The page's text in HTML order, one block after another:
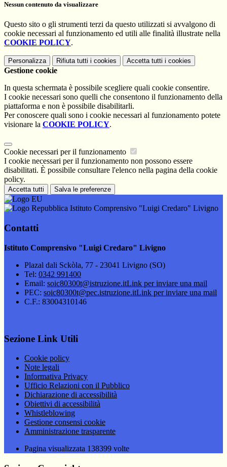
Nessun contenuto da visualizzare
Questo sito o gli strumenti terzi da questo utilizzati si avvalgono di
cookie necessari al funzionamento ed utili alle finalità illustrate nella
COOKIE POLICY.
Personalizza Rifiuta tutti i cookies Accetta tutti i cookies
Gestione cookie
In questa schermata è possibile scegliere quali cookie consentire.
I cookie necessari sono quelli che consentono il funzionamento della
piattaforma e non è possibile disabilitarli.
Per conoscere quali sono i cookie necessari al funzionamento potete
visionare la COOKIE POLICY.
Cookie necessari per il funzionamento
I cookie necessari per il funzionamento non possono essere
disabilitati. È possibile consultare l'elenco nella pagina della cookie
policy.
Accetta tutti Salva le preferenze
Istituto Comprensivo "Luigi Credaro" Livigno
Contatti
Istituto Comprensivo "Luigi Credaro" Livigno
Plazal dali Sckòla, 77 - 23041 Livigno (SO)
Tel: 0342 991400
Email: soic80300t@istruzione.itLink per inviare una mail
PEC: soic80300t@pec.istruzione.itLink per inviare una mail
C.F.: 83004310146
Sezione Link Utili
Cookie policy
Note legali
Informativa Privacy
Ufficio Relazioni con il Pubblico
Dichiarazione di accessibilità
Obiettivi di accessibilità
Whistleblowing
Gestione consensi cookie
Amministrazione trasparente
Pagina visualizzata 138399 volte